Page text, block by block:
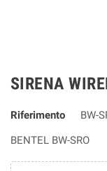
SIRENA
Riferimento
BW-
BENTEL BW-SRO